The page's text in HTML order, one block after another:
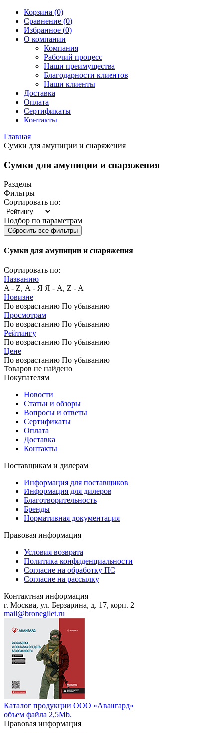
Корзина (0)
Сравнение (0)
Избранное (0)
О компании
Компания
Рабочий процесс
Наши преимущества
Благодарности клиентов
Наши клиенты
Доставка
Оплата
Сертификаты
Контакты
Главная
Сумки для амуниции и снаряжения
Сумки для амуниции и снаряжения
Разделы
Фильтры
Сортировать по:
Подбор по параметрам
Сбросить все фильтры
Сумки для амуниции и снаряжения
Сортировать по:
Названию
A - Z, А - Я Я - А, Z - A
Новизне
По возрастанию По убыванию
Просмотрам
По возрастанию По убыванию
Рейтингу
По возрастанию По убыванию
Цене
По возрастанию По убыванию
Товаров не найдено
Покупателям
Новости
Статьи и обзоры
Вопросы и ответы
Сертификаты
Оплата
Доставка
Контакты
Поставщикам и дилерам
Информация для поставщиков
Информация для дилеров
Благотворительность
Бренды
Нормативная документация
Правовая информация
Условия возврата
Политика конфиденциальности
Согласие на обработку ПС
Согласие на рассылку
Контактная информация
г. Москва, ул. Берзарина, д. 17, корп. 2
mail@bronegilet.ru
Каталог продукции ООО «Авангард»
объем файла 2,5Mb.
Правовая информация